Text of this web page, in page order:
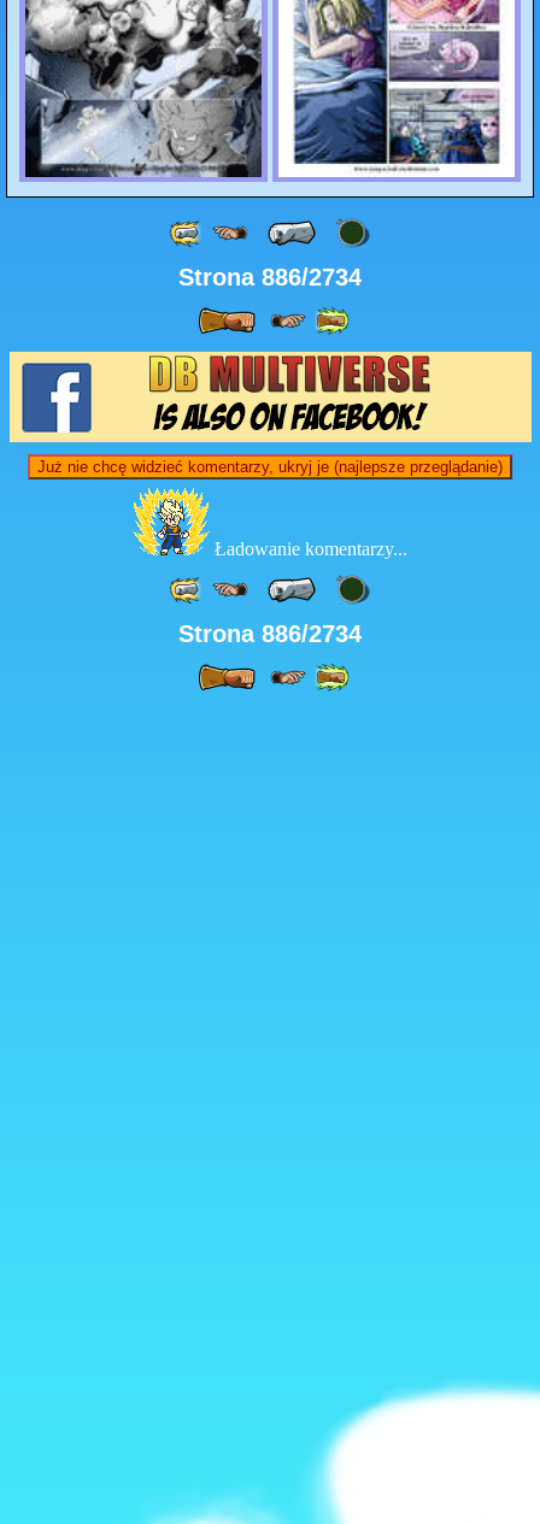
Strona 886/2734
Już nie chcę widzieć komentarzy, ukryj je (najlepsze przeglądanie)
Ładowanie komentarzy...
Strona 886/2734